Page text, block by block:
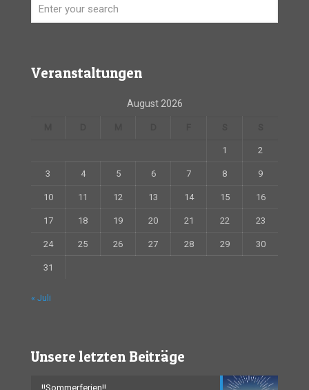
Veranstaltungen
August 2026
1 2
3 4 5 6 7 8 9
10 11 12 13 14 15 16
17 18 19 20 21 22 23
24 25 26 27 28 29 30
31
« Juli
Unsere letzten Beiträge
!!Sommerferien!!